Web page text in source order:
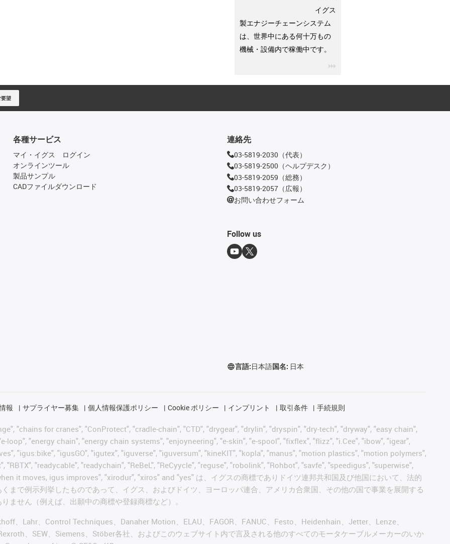
イグス
製エナジーチェーンシステム
は、世界中にある何十万もの
機械・設備内で稼働中です。
望
各種サービス
マイ・イグス ログイン
オンラインツール
製品サンプル
CADファイルダウンロード
連絡先
03-5819-2030（代表）
03-5819-2500（ヘルプデスク）
03-5819-2059（総務）
03-5819-2057（広報）
お問い合わせフォーム
Follow us
言語:日本語国名: 日本
報 サプライヤー募集 個人情報保護ポリシー Cookie ポリシー インプリント 取引条件 手続規則
"chains for cranes", "ConProtect", "cradle-chain", "CTD", "drygear", "drylin", "dryspin", "dry-tech", "dryway", "easy chain",
loop", "energy chain", "energy chain systems", "enjoyneering", "e-skin", "e-spool", "fixflex", "flizz", "i.Cee", "ibow", "igear",
"igus:bike", "igusGO", "igutex", "iguverse", "iguversum", "kineKIT", "kopla", "manus", "motion plastics", "motion polymers",
"readycable", "readychain", "ReBeL", "ReCyycle", "reguse", "robolink", "Rohbot", "savfe", "speedigus", "superwise",
it moves, igus improves", "xirodur", "xiros" and "yes" は、イグスの商標でありドイツ連邦共和国及び他国において、法的
まで例示列挙したものであって、イグス、およびドイツ、ヨーロッパ連合、アメリカ合衆国、その他の国で事業を展開する
ません（例えば、出願中の商標や登録商標など）。
、Lahr、Control Techniques、Danaher Motion、ELAU、FAGOR、FANUC、Festo、Heidenhain、Jetter、Lenze、
、SEW、Siemens、Stöber各社、およびこのウェブサイト内で言及される他のすべてのモータケーブルメーカーのいか